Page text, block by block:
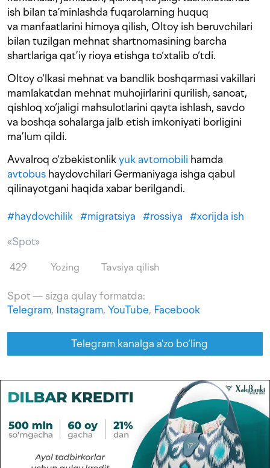
ish bilan ta’minlashda fuqarolarning huquq
va manfaatlarini himoya qilish, Oltoy ish beruvchilari
bilan tuzilgan mehnat shartnomasining barcha
shartlariga qat’iy rioya etishga to‘xtalib o‘tdi.
Oltoy o‘lkasi mehnat va bandlik boshqarmasi vakillari
mamlakatdan mehnat muhojirlarini qurilish, sanoat,
qishloq xo‘jaligi mahsulotlarini qayta ishlash, savdo
va boshqa sohalarga jalb etish imkoniyati borligini
ma’lum qildi.
Avvalroq o‘zbekistonlikyuk avtomobili hamda
avtobus haydovchilari Germaniyaga ishga qabul
qilinayotgani haqida xabar berilgandi.
#haydovchilik #migratsiya #rossiya #xorijda ish
«Spot»
429 Yozing Tavsiya qilish
Spot — sizga qulay formatda:
Telegram, Instagram, YouTube, Facebook
Telegram kanalga a'zo bo‘ling